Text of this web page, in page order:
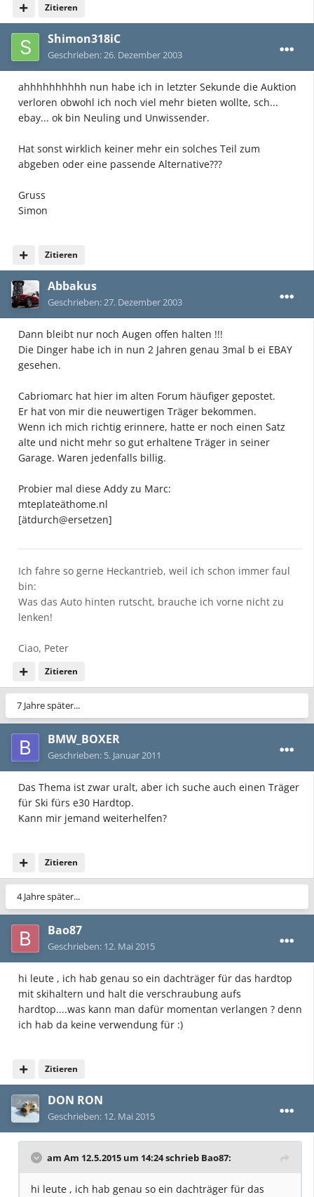
Zitieren
Shimon318iC
Geschrieben:26. Dezember 2003
ahhhhhhhhhh nun habe ich in letzter Sekunde die Auktion
verloren obwohl ich noch viel mehr bieten wollte, sch...
ebay... ok bin Neuling und Unwissender.
Hat sonst wirklich keiner mehr ein solches Teil zum
abgeben oder eine passende Alternative???
Gruss
Simon
Zitieren
Abbakus
Geschrieben:27. Dezember 2003
Dann bleibt nur noch Augen offen halten !!!
Die Dinger habe ich in nun 2 Jahren genau 3mal b ei EBAY
gesehen.
Cabriomarc hat hier im alten Forum häufiger gepostet.
Er hat von mir die neuwertigen Träger bekommen.
Wenn ich mich richtig erinnere, hatte er noch einen Satz
alte und nicht mehr so gut erhaltene Träger in seiner
Garage. Waren jedenfalls billig.
Probier mal diese Addy zu Marc:
mteplateäthome.nl
[ätdurch@ersetzen]
Zitieren
Ich fahre so gerne Heckantrieb, weil ich schon immer faul
bin:
Was das Auto hinten rutscht, brauche ich vorne nicht zu
lenken!
Ciao, Peter
7 Jahre später...
BMW_BOXER
Geschrieben: 5. Januar 2011
Das Thema ist zwar uralt, aber ich suche auch einen Träger
für Ski fürs e30 Hardtop.
Kann mir jemand weiterhelfen?
Zitieren
4 Jahre später...
Bao87
Geschrieben: 12. Mai 2015
hi leute , ich hab genau so ein dachträger für das hardtop
mit skihaltern und halt die verschraubung aufs
hardtop....was kann man dafür momentan verlangen ? denn
ich hab da keine verwendung für :)
Zitieren
DON RON
Geschrieben: 12. Mai 2015
am Am 12.5.2015 um 14:24 schrieb Bao87:
hi leute , ich hab genau so ein dachträger für das